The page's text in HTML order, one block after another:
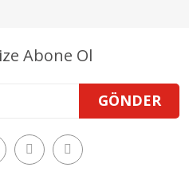
Abone Ol
GÖNDER